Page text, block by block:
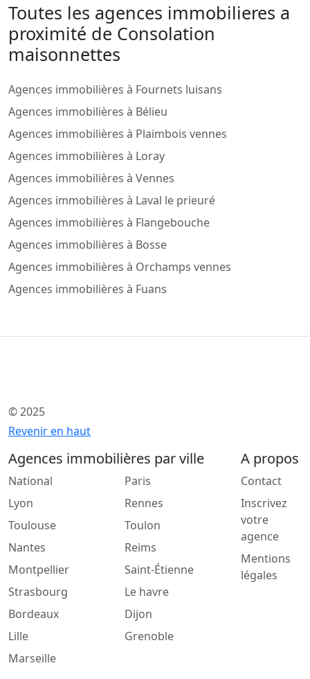
Toutes les agences immobilieres a
proximité de Consolation
maisonnettes
Agences immobilières à Fournets luisans
Agences immobilières à Bélieu
Agences immobilières à Plaimbois vennes
Agences immobilières à Loray
Agences immobilières à Vennes
Agences immobilières à Laval le prieuré
Agences immobilières à Flangebouche
Agences immobilières à Bosse
Agences immobilières à Orchamps vennes
Agences immobilières à Fuans
© 2025
Revenir en haut
Agences immobilières par ville
National
Lyon
Toulouse
Nantes
Montpellier
Strasbourg
Bordeaux
Lille
Marseille
Paris
Rennes
Toulon
Reims
Saint-Étienne
Le havre
Dijon
Grenoble
A propos
Contact
Inscrivez
votre
agence
Mentions
légales